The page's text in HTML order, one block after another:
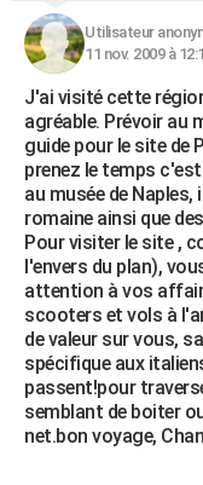
Utilisateur
11 nov. 2009 à
J'ai visité cette
agréable. Prévoir au
guide pour le site de
prenez le temps
au musée de
romaine ainsi que
Pour visiter le site ,
l'envers du plan),
attention à vos
scooters et vols à
de valeur sur vous,
spécifique aux
passent!pour
semblant de boiter
net.bon voyage,